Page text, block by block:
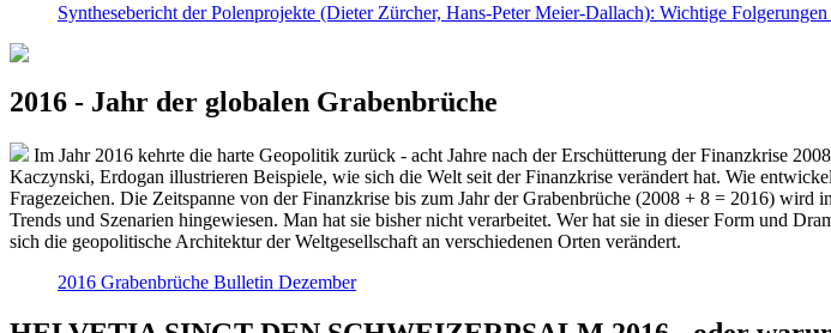
Synthesebericht der Polenprojekte (Dieter Zürcher, Hans-Peter Meier-Dallach): Wichtige
2016 - Jahr der globalen Grabenbrüche
Im Jahr 2016 kehrte die harte Geopolitik zurück - acht Jahre nach der Erschütterung der Finanzkrise
Kaczynski, Erdogan illustrieren Beispiele, wie sich die Welt seit der Finanzkrise verändert hat. Wie
Fragezeichen. Die Zeitspanne von der Finanzkrise bis zum Jahr der Grabenbrüche (2008 + 8 = 2016)
Trends und Szenarien hingewiesen. Man hat sie bisher nicht verarbeitet. Wer hat sie in dieser Form und
sich die geopolitische Architektur der Weltgesellschaft an verschiedenen Orten verändert.
2016 Grabenbrüche Bulletin Dezember